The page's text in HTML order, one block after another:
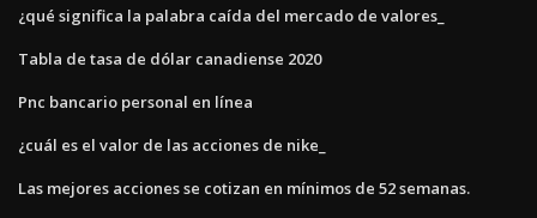
¿qué significa la palabra caída del mercado de valores_
Tabla de tasa de dólar canadiense 2020
Pnc bancario personal en línea
¿cuál es el valor de las acciones de nike_
Las mejores acciones se cotizan en mínimos de 52 semanas.